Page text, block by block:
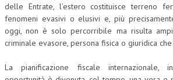
delle Entrate, l’estero costituisce terreno
fenomeni evasivi o elusivi e, più
oggi, non è solo percorribile ma risulta
criminale evasore, persona fisica o giuridica che
La pianificazione fiscale internazionale,